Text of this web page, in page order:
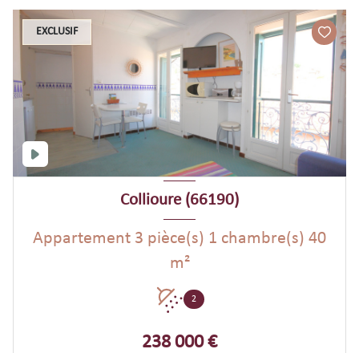
EXCLUSIF
Collioure (66190)
Appartement 3 pièce(s) 1 chambre(s) 40
m²
2
238 000 €